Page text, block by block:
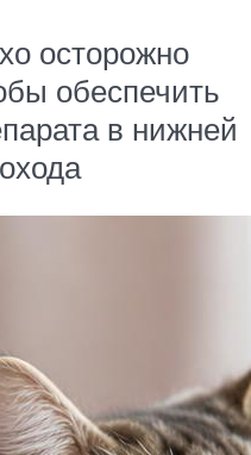
осторожно
обеспечить
в нижней